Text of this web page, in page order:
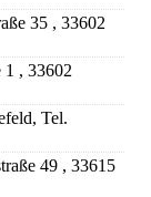
35 , 33602
1 , 33602
Tel.
49 , 33615